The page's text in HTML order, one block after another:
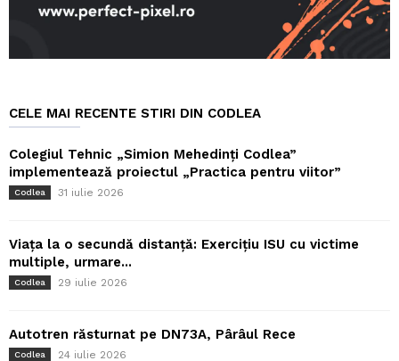
CELE MAI RECENTE STIRI DIN CODLEA
Colegiul Tehnic „Simion Mehedinți Codlea”
implementează proiectul „Practica pentru viitor”
Codlea 31 iulie 2026
Viața la o secundă distanță: Exercițiu ISU cu victime
multiple, urmare...
Codlea 29 iulie 2026
Autotren răsturnat pe DN73A, Pârâul Rece
Codlea 24 iulie 2026